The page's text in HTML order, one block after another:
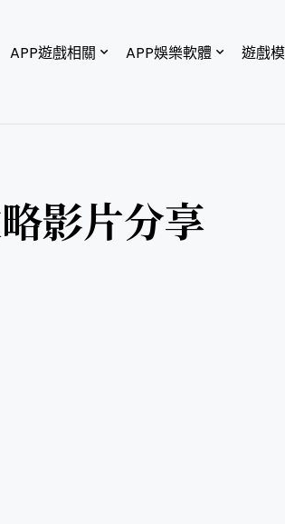
APP遊戲相關 APP娛樂軟體 遊戲
影片分享